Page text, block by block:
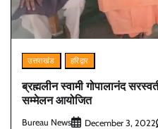
उत्तराखंड हरिद्वार
ब्रह्मलीन स्वामी गोपालानंद
सम्मेलन आयोजित
Bureau News December 3, 2022